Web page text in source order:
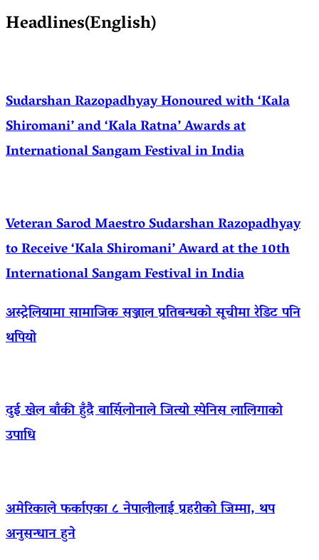
Headlines(English)
Sudarshan Razopadhyay Honoured with ‘Kala
Shiromani’ and ‘Kala Ratna’ Awards at
International Sangam Festival in India
Veteran Sarod Maestro Sudarshan Razopadhyay
to Receive ‘Kala Shiromani’ Award at the 10th
International Sangam Festival in India
अस्ट्रेलियामा सामाजिक सञ्जाल प्रतिबन्धको सूचीमा रेडिट पनि
थपियो
दुई खेल बाँकी हुँदै बार्सिलोनाले जित्यो स्पेनिस लालिगाको
उपाधि
अमेरिकाले फर्काएका ८ नेपालीलाई प्रहरीको जिम्मा, थप
अनुसन्धान हुने